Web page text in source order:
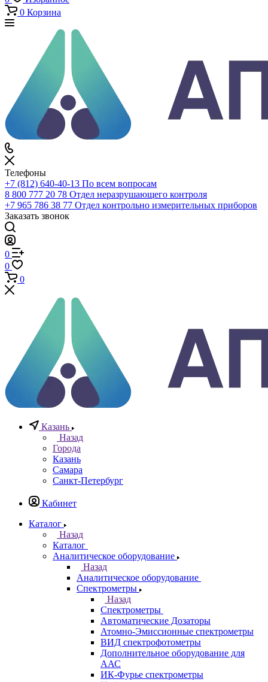
По всему сайту
По каталогу
0
Сравнение
0
Избранное
+7 (812) 640-40-13
По всем вопросам
8 800 777 20 78
Отдел неразрушающего контроля
+7 965 786 38 77
Отдел контрольно измерительных приборов
Заказать звонок
0
0
0
Казань
Назад
Города
Казань
Санкт-Петербург